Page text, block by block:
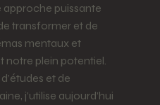
approche puissante
transformer et de
mentaux et
notre plein potentiel.
et de
j’utilise aujourd’hui